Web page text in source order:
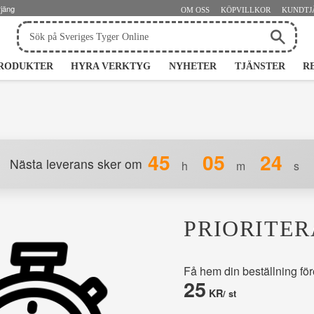
OM OSS KÖPVILLKOR
HYRA VERKTYG NYHETER TJÄNSTER
Nästa leverans sker om 45 h 05 m 24 s
Få hem din beställning
25 KR/st